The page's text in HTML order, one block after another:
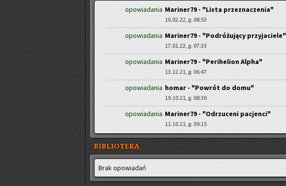
opowiadania Mariner79 - "Lista przeznaczenia"
10.02.22, g. 08:53
opowiadania Mariner79 - "Podróżujący przyjaciele"
17.01.22, g. 07:33
opowiadania Mariner79 - "Perihelion Alpha"
13.12.21, g. 06:47
opowiadania homar - "Powrót do domu"
19.10.21, g. 08:30
opowiadania Mariner79 - "Odrzuceni pacjenci"
11.10.21, g. 09:15
BIBLIOTEKA
Brak opo­wia­dań